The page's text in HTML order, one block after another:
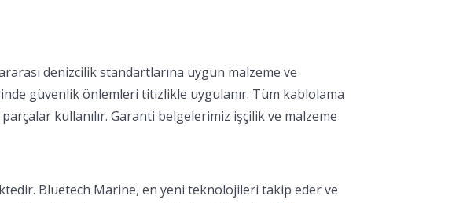
denizcilik standartlarına uygun malzeme ve
güvenlik önlemleri titizlikle uygulanır. Tüm kablolama
kullanılır. Garanti belgelerimiz işçilik ve malzeme
Bluetech Marine, en yeni teknolojileri takip eder ve